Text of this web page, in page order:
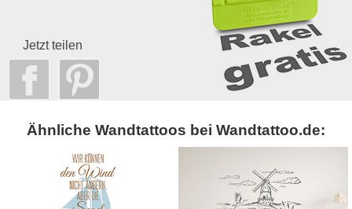
Jetzt teilen
Ähnliche Wandtattoos bei Wandtattoo.de: